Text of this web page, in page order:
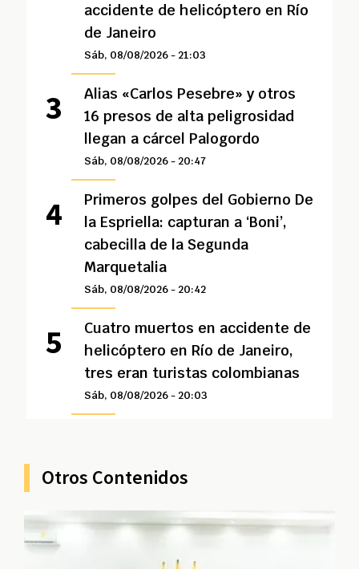
accidente de helicóptero en Río
de Janeiro
Sáb, 08/08/2026 - 21:03
Alias «Carlos Pesebre» y otros
16 presos de alta peligrosidad
llegan a cárcel Palogordo
Sáb, 08/08/2026 - 20:47
Primeros golpes del Gobierno De
la Espriella: capturan a ‘Boni’,
cabecilla de la Segunda
Marquetalia
Sáb, 08/08/2026 - 20:42
Cuatro muertos en accidente de
helicóptero en Río de Janeiro,
tres eran turistas colombianas
Sáb, 08/08/2026 - 20:03
Otros Contenidos